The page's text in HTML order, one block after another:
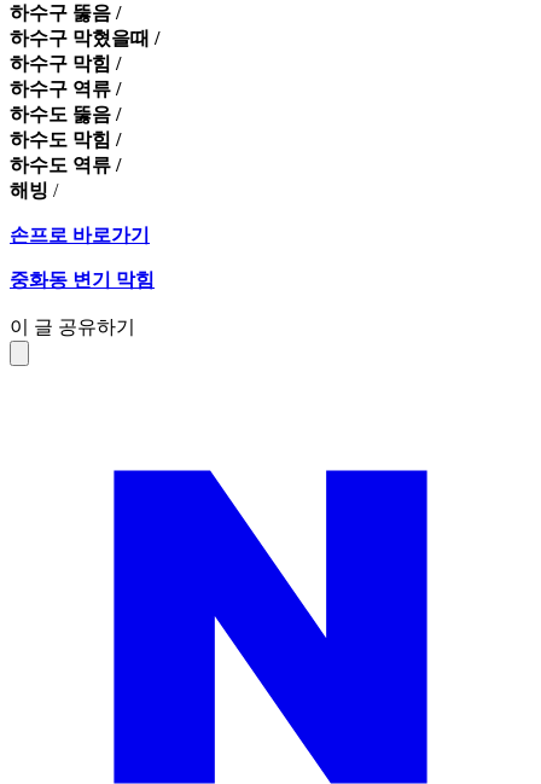
하수구 뚫음 /
하수구 막혔을때 /
하수구 막힘 /
하수구 역류 /
하수도 뚫음 /
하수도 막힘 /
하수도 역류 /
해빙 /
손프로 바로가기
중화동 변기 막힘
이 글 공유하기